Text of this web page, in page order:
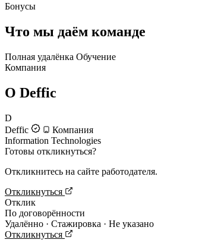
Бонусы
Что мы даём команде
Полная удалёнка Обучение
Компания
О Deffic
D
Deffic
Компания
Information Technologies
Готовы откликнуться?
Откликнитесь на сайте работодателя.
Откликнуться
Отклик
По договорённости
Удалённо · Стажировка · Не указано
Откликнуться